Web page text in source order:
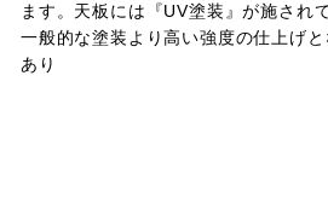
ます。天板には『UV塗装』が施され
一般的な塗装より高い強度の仕上げ
あり